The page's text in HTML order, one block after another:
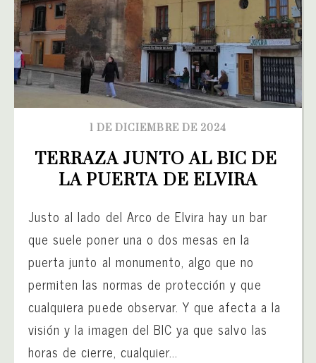
1 DE DICIEMBRE DE 2024
TERRAZA JUNTO AL BIC DE
LA PUERTA DE ELVIRA
Justo al lado del Arco de Elvira hay un bar
que suele poner una o dos mesas en la
puerta junto al monumento, algo que no
permiten las normas de protección y que
cualquiera puede observar. Y que afecta a la
visión y la imagen del BIC ya que salvo las
horas de cierre, cualquier...